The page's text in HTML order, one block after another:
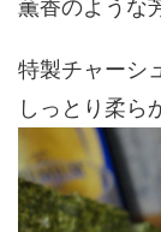
薫香のような
特製チャーシ
しっとり柔ら